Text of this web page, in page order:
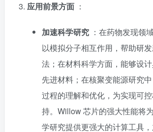
应用前景方面 ：
加速科学研究 ：在药物发现领
以模拟分子相互作用，帮助研
法；在材料科学方面，能够设
先进材料；在核聚变能源研究
过程的理解和优化，为实现可
持。Willow 芯片的强大性能将
学研究提供更强大的计算工具